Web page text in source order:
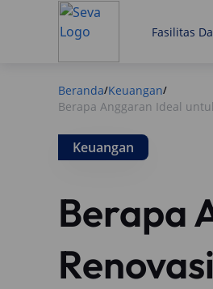
Fasilitas
Beranda/Keuangan/
Berapa Anggaran Ideal
Keuangan
Berapa